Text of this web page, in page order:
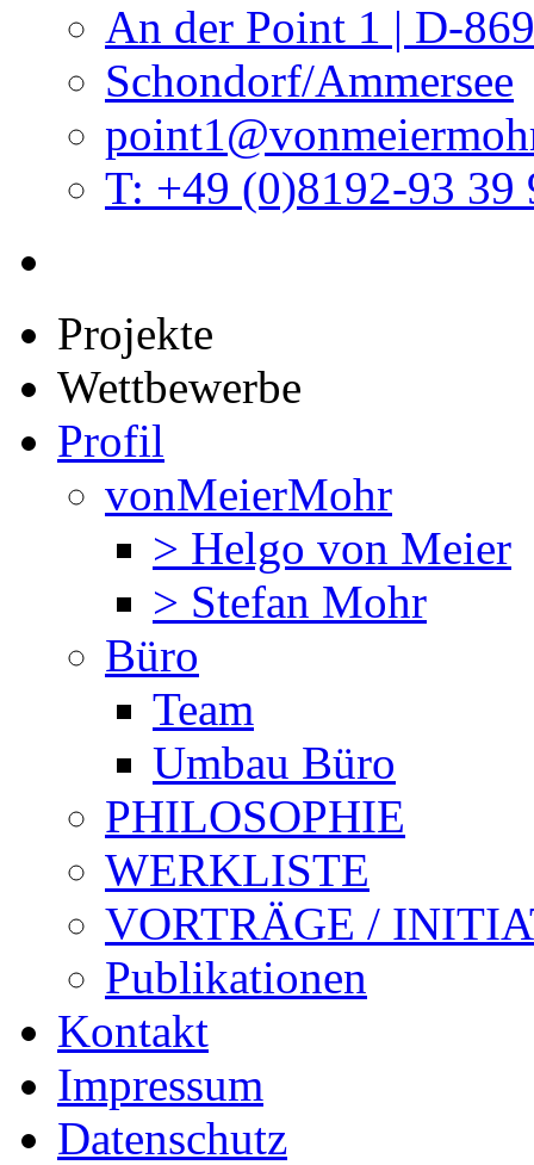
An der Point 1 | D-
Schondorf/Ammersee
T: +49 (0)8192-93 39
Projekte
Wettbewerbe
Profil
vonMeierMohr
> Helgo von Meier
> Stefan Mohr
Büro
Team
Umbau Büro
PHILOSOPHIE
WERKLISTE
VORTRÄGE /
Publikationen
Kontakt
Impressum
Datenschutz